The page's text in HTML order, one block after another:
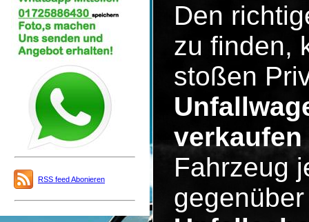
RSS feed Abonieren
Den
zu finden,
stoßen
verkaufen
Fahrzeug